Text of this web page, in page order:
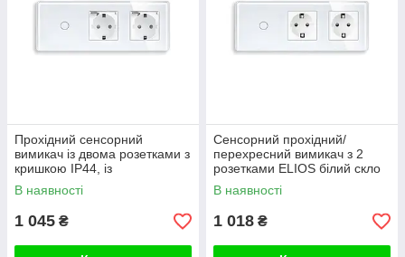
Прохідний сенсорний
вимикач із двома розетками з
кришкою IP44, із
заземленням і шторками
ELIOS білий скло
В наявності
1 045 ₴
Сенсорний прохідний/
перехресний вимикач з 2
розетками ELIOS білий скло
В наявності
1 018 ₴